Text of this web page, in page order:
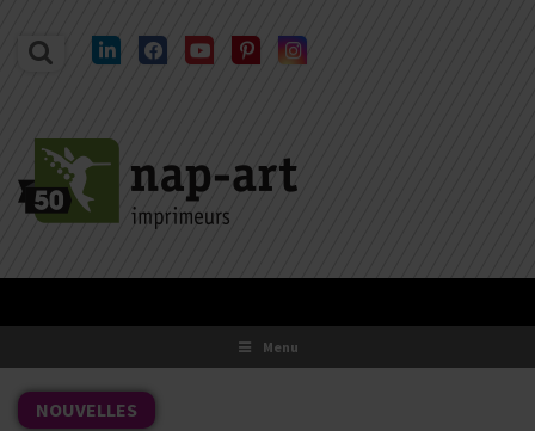
Recherche
LinkedinFacebookYouTubePinterestInstagram
Menu
NOUVELLES